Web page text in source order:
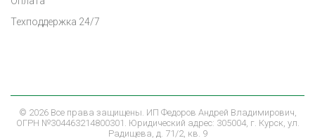
Техподдержка 24/7
© 2026 Все права защищены. ИП Федоров Андрей Владимирович,
ОГРН №304463214800301. Юридический адрес: 305004, г. Курск, ул.
Радищева, д. 71/2, кв. 9